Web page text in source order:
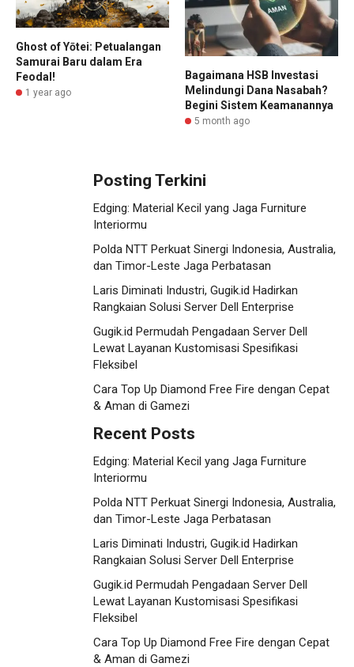
Ghost of Yōtei: Petualangan
Samurai Baru dalam Era
Feodal!
1 year ago
Bagaimana HSB Investasi
Melindungi Dana Nasabah?
Begini Sistem Keamanannya
5 month ago
Posting Terkini
Edging: Material Kecil yang Jaga Furniture
Interiormu
Polda NTT Perkuat Sinergi Indonesia, Australia,
dan Timor-Leste Jaga Perbatasan
Laris Diminati Industri, Gugik.id Hadirkan
Rangkaian Solusi Server Dell Enterprise
Gugik.id Permudah Pengadaan Server Dell
Lewat Layanan Kustomisasi Spesifikasi
Fleksibel
Cara Top Up Diamond Free Fire dengan Cepat
& Aman di Gamezi
Recent Posts
Edging: Material Kecil yang Jaga Furniture
Interiormu
Polda NTT Perkuat Sinergi Indonesia, Australia,
dan Timor-Leste Jaga Perbatasan
Laris Diminati Industri, Gugik.id Hadirkan
Rangkaian Solusi Server Dell Enterprise
Gugik.id Permudah Pengadaan Server Dell
Lewat Layanan Kustomisasi Spesifikasi
Fleksibel
Cara Top Up Diamond Free Fire dengan Cepat
& Aman di Gamezi